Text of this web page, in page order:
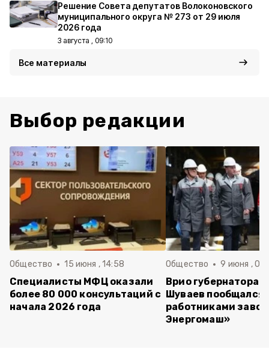
Решение Совета депутатов Волоконовского
муниципального округа № 273 от 29 июля
2026 года
3 августа , 09:10
Все материалы
Выбор редакции
Общество 15 июня , 14:58
Специалисты МФЦ оказали
более 80 000 консультаций с
начала 2026 года
Общество 9 июня ,
Врио губернатора
Шуваев пообщался
работниками
Энергомаш»